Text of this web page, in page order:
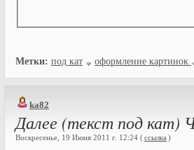
Метки: под кат оформление картинок
ka82
Далее (текст под кат)
Воскресенье, 19 Июня 2011 г. 12:24 (ссылка )